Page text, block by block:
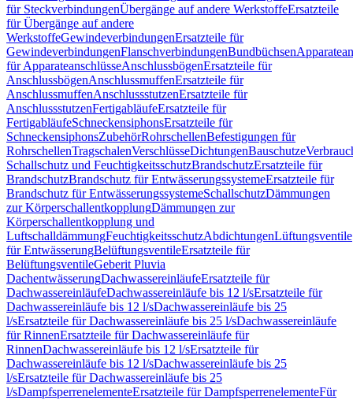
für SteckverbindungenÜbergänge auf andere WerkstoffeErsatzteile
für Übergänge auf andere
WerkstoffeGewindeverbindungenErsatzteile für
GewindeverbindungenFlanschverbindungenBundbüchsen
für ApparateanschlüsseAnschlussbögenErsatzteile für
AnschlussbögenAnschlussmuffenErsatzteile für
AnschlussmuffenAnschlussstutzenErsatzteile für
AnschlussstutzenFertigabläufeErsatzteile für
FertigabläufeSchneckensiphonsErsatzteile für
SchneckensiphonsZubehörRohrschellenBefestigungen für
RohrschellenTragschalenVerschlüsseDichtungenBauschutze
Schallschutz und FeuchtigkeitsschutzBrandschutzErsatzteile für
BrandschutzBrandschutz für EntwässerungssystemeErsatzteile für
Brandschutz für EntwässerungssystemeSchallschutzDämmungen
zur KörperschallentkopplungDämmungen zur
Körperschallentkopplung und
LuftschalldämmungFeuchtigkeitsschutzAbdichtungenLüftungsventile
für EntwässerungBelüftungsventileErsatzteile für
BelüftungsventileGeberit Pluvia
DachentwässerungDachwassereinläufeErsatzteile für
DachwassereinläufeDachwassereinläufe bis 12 l/sErsatzteile für
Dachwassereinläufe bis 12 l/sDachwassereinläufe bis 25
l/sErsatzteile für Dachwassereinläufe bis 25 l/sDachwassereinläufe
für RinnenErsatzteile für Dachwassereinläufe für
RinnenDachwassereinläufe bis 12 l/sErsatzteile für
Dachwassereinläufe bis 12 l/sDachwassereinläufe bis 25
l/sErsatzteile für Dachwassereinläufe bis 25
l/sDampfsperrenelementeErsatzteile für DampfsperrenelementeFür